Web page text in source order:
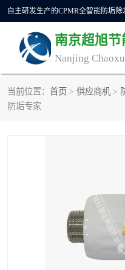
南京超旭节
当前位置： 首页 > 供应商机 >
防垢专家
CPMR